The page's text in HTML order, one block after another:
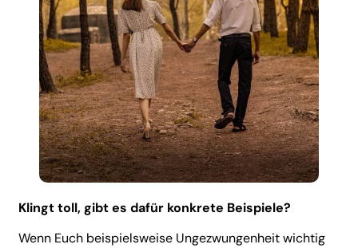
Klingt toll, gibt es dafür konkrete Beispiele?
Wenn Euch beispielsweise Ungezwungenheit wichtig